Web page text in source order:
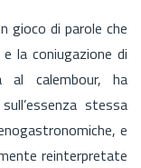
gioco di parole che
la coniugazione di
al calembour, ha
stessa
e
reinterpretate